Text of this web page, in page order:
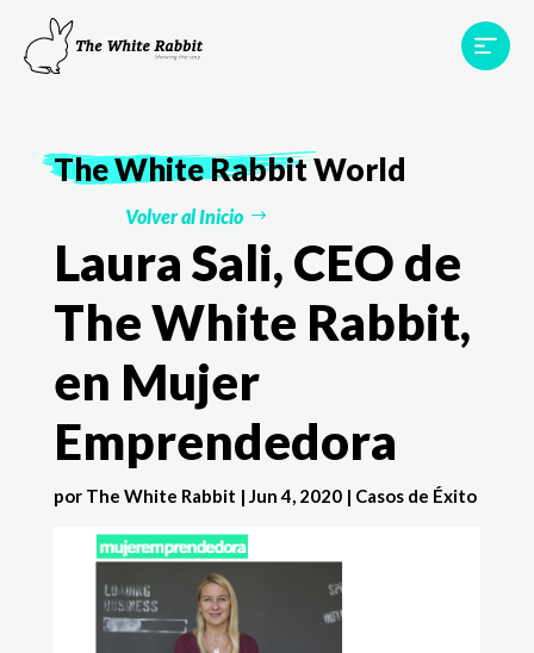
Proyectos
Testimonios
TWR World
The White RabbitWorld
Volver al Inicio
Laura Sali, CEO de
The White Rabbit,
en Mujer
Emprendedora
por The White Rabbit | Jun 4, 2020| Casos de Éxito